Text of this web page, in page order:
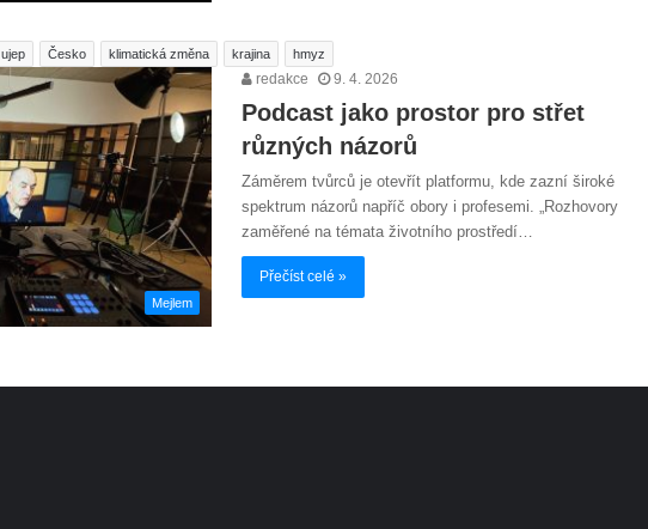
ujep Česko klimatická změna krajina hmyz
Mejlem
redakce 9. 4. 2026
Podcast jako prostor pro střet
různých názorů
Záměrem tvůrců je otevřít platformu, kde zazní široké
spektrum názorů napříč obory i profesemi. „Rozhovory
zaměřené na témata životního prostředí…
Přečíst celé »